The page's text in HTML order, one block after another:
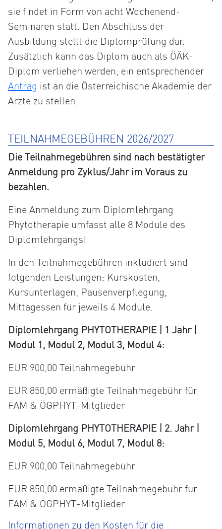
sie findet in Form von acht Wochenend-
Seminaren statt. Den Abschluss der
Ausbildung stellt die Diplomprüfung dar.
Zusätzlich kann das Diplom auch als ÖÄK-
Diplom verliehen werden, ein entsprechender
Antrag ist an die Österreichische Akademie der
Ärzte zu stellen.
TEILNAHMEGEBÜHREN 2026/2027
Die Teilnahmegebühren sind nach bestätigter
Anmeldung pro Zyklus/Jahr im Voraus zu
bezahlen.
Eine Anmeldung zum Diplomlehrgang
Phytotherapie umfasst alle 8 Module des
Diplomlehrgangs!
In den Teilnahmegebühren inkludiert sind
folgenden Leistungen: Kurskosten,
Kursunterlagen, Pausenverpflegung,
Mittagessen für jeweils 4 Module.
Diplomlehrgang PHYTOTHERAPIE | 1 Jahr |
Modul 1, Modul 2, Modul 3, Modul 4:
EUR 900,00 Teilnahmegebühr
EUR 850,00 ermäßigte Teilnahmegebühr für
FAM & ÖGPHYT-Mitglieder
Diplomlehrgang PHYTOTHERAPIE | 2. Jahr |
Modul 5, Modul 6, Modul 7, Modul 8:
EUR 900,00 Teilnahmegebühr
EUR 850,00 ermäßigte Teilnahmegebühr für
FAM & ÖGPHYT-Mitglieder
Informationen zu den Kosten für die